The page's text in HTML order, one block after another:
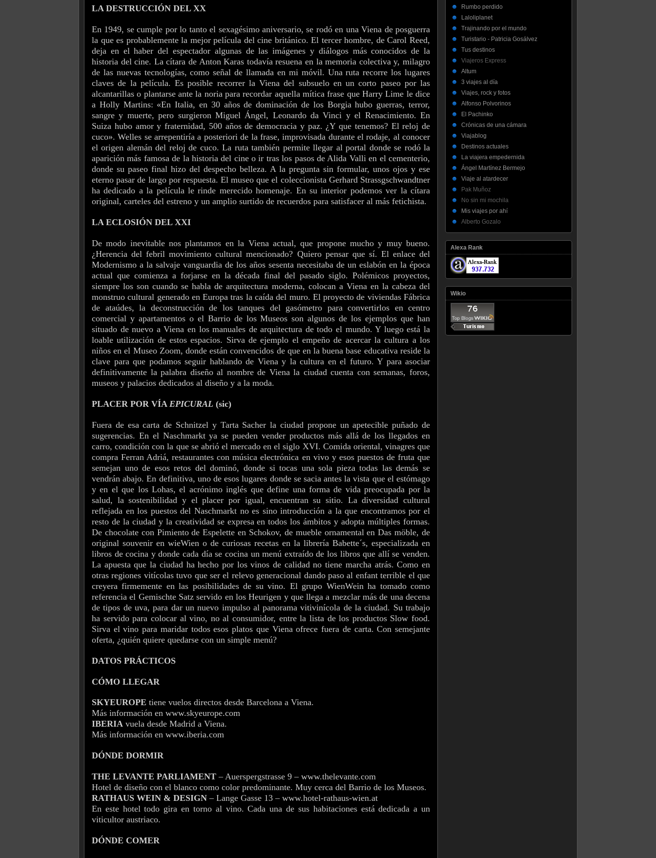
LA DESTRUCCIÓN DEL XX
En 1949, se cumple por lo tanto el sexagésimo aniversario, se rodó en una Viena de posguerra
la que es probablemente la mejor película del cine británico. El tercer hombre, de Carol Reed,
deja en el haber del espectador algunas de las imágenes y diálogos más conocidos de la
historia del cine. La cítara de Anton Karas todavía resuena en la memoria colectiva y, milagro
de las nuevas tecnologías, como señal de llamada en mi móvil. Una ruta recorre los lugares
claves de la película. Es posible recorrer la Viena del subsuelo en un corto paseo por las
alcantarillas o plantarse ante la noria para recordar aquella mítica frase que Harry Lime le dice
a Holly Martins: «En Italia, en 30 años de dominación de los Borgia hubo guerras, terror,
sangre y muerte, pero surgieron Miguel Ángel, Leonardo da Vinci y el Renacimiento. En
Suiza hubo amor y fraternidad, 500 años de democracia y paz. ¿Y que tenemos? El reloj de
cuco». Welles se arrepentiría a posteriori de la frase, improvisada durante el rodaje, al conocer
el origen alemán del reloj de cuco. La ruta también permite llegar al portal donde se rodó la
aparición más famosa de la historia del cine o ir tras los pasos de Alida Valli en el cementerio,
donde su paseo final hizo del despecho belleza. A la pregunta sin formular, unos ojos y ese
eterno pasar de largo por respuesta. El museo que el coleccionista Gerhard Strassgschwandtner
ha dedicado a la película le rinde merecido homenaje. En su interior podemos ver la cítara
original, carteles del estreno y un amplio surtido de recuerdos para satisfacer al más fetichista.
LA ECLOSIÓN DEL XXI
De modo inevitable nos plantamos en la Viena actual, que propone mucho y muy bueno.
¿Herencia del febril movimiento cultural mencionado? Quiero pensar que sí. El enlace del
Modernismo a la salvaje vanguardia de los años sesenta necesitaba de un eslabón en la época
actual que comienza a forjarse en la década final del pasado siglo. Polémicos proyectos,
siempre los son cuando se habla de arquitectura moderna, colocan a Viena en la cabeza del
monstruo cultural generado en Europa tras la caída del muro. El proyecto de viviendas Fábrica
de ataúdes, la deconstrucción de los tanques del gasómetro para convertirlos en centro
comercial y apartamentos o el Barrio de los Museos son algunos de los ejemplos que han
situado de nuevo a Viena en los manuales de arquitectura de todo el mundo. Y luego está la
loable utilización de estos espacios. Sirva de ejemplo el empeño de acercar la cultura a los
niños en el Museo Zoom, donde están convencidos de que en la buena base educativa reside la
clave para que podamos seguir hablando de Viena y la cultura en el futuro. Y para asociar
definitivamente la palabra diseño al nombre de Viena la ciudad cuenta con semanas, foros,
museos y palacios dedicados al diseño y a la moda.
PLACER POR VÍA EPICURAL (sic)
Fuera de esa carta de Schnitzel y Tarta Sacher la ciudad propone un apetecible puñado de
sugerencias. En el Naschmarkt ya se pueden vender productos más allá de los llegados en
carro, condición con la que se abrió el mercado en el siglo XVI. Comida oriental, vinagres que
compra Ferran Adriá, restaurantes con música electrónica en vivo y esos puestos de fruta que
semejan uno de esos retos del dominó, donde si tocas una sola pieza todas las demás se
vendrán abajo. En definitiva, uno de esos lugares donde se sacia antes la vista que el estómago
y en el que los Lohas, el acrónimo inglés que define una forma de vida preocupada por la
salud, la sostenibilidad y el placer por igual, encuentran su sitio. La diversidad cultural
reflejada en los puestos del Naschmarkt no es sino introducción a la que encontramos por el
resto de la ciudad y la creatividad se expresa en todos los ámbitos y adopta múltiples formas.
De chocolate con Pimiento de Espelette en Schokov, de mueble ornamental en Das möble, de
original souvenir en wieWien o de curiosas recetas en la librería Babette´s, especializada en
libros de cocina y donde cada día se cocina un menú extraído de los libros que allí se venden.
La apuesta que la ciudad ha hecho por los vinos de calidad no tiene marcha atrás. Como en
otras regiones vitícolas tuvo que ser el relevo generacional dando paso al enfant terrible el que
creyera firmemente en las posibilidades de su vino. El grupo WienWein ha tomado como
referencia el Gemischte Satz servido en los Heurigen y que llega a mezclar más de una decena
de tipos de uva, para dar un nuevo impulso al panorama vitivinícola de la ciudad. Su trabajo
ha servido para colocar al vino, no al consumidor, entre la lista de los productos Slow food.
Sirva el vino para maridar todos esos platos que Viena ofrece fuera de carta. Con semejante
oferta, ¿quién quiere quedarse con un simple menú?
DATOS PRÁCTICOS
CÓMO LLEGAR
SKYEUROPE tiene vuelos directos desde Barcelona a Viena.
Más información en www.skyeurope.com
IBERIA vuela desde Madrid a Viena.
Más información en www.iberia.com
DÓNDE DORMIR
THE LEVANTE PARLIAMENT – Auerspergstrasse 9 – www.thelevante.com
Hotel de diseño con el blanco como color predominante. Muy cerca del Barrio de los Museos.
RATHAUS WEIN & DESIGN – Lange Gasse 13 – www.hotel-rathaus-wien.at
En este hotel todo gira en torno al vino. Cada una de sus habitaciones está dedicada a un
viticultor austriaco.
DÓNDE COMER
Rumbo perdido
Laloliplanet
Trajinando por el mundo
Turistario - Patricia Gosálvez
Tus destinos
Viajeros Express
Altum
3 viajes al día
Viajes, rock y fotos
Alfonso Polvorinos
El Pachinko
Crónicas de una cámara
Viajablog
Destinos actuales
La viajera empedernida
Ángel Martínez Bermejo
Viaje al atardecer
Pak Muñoz
No sin mi mochila
Mis viajes por ahí
Alberto Gozalo
Alexa Rank
Wikio